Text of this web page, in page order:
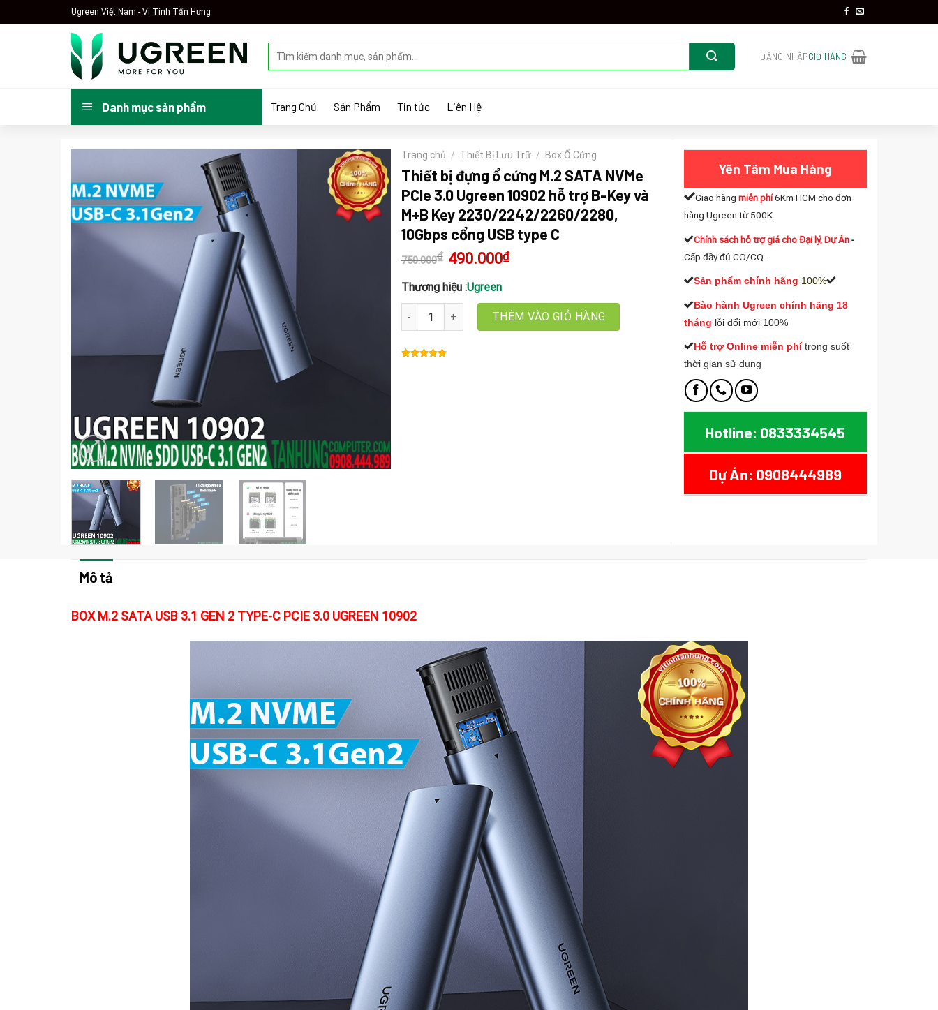
to
Ugreen Việt Nam - Vi Tính Tấn Hưng
kiếm:
ĐĂNG NHẬPGIỎ HÀNG
Danh mục sản phẩm Trang Chủ Sản Phẩm Tin tức Liên Hệ
Trang chủ / Thiết Bị Lưu Trữ / Box Ổ Cứng
Thiết bị đựng ổ cứng M.2 SATA NVMe
PCIe 3.0 Ugreen 10902 hỗ trợ B-Key và
M+B Key 2230/2242/2260/2280,
10Gbps cổng USB type C
750.000₫
Giá
gốc
750.000₫.
490.000₫Giá
hiện
Thương hiệu :Ugreen
Thiết bị đựng ổ cứng M.2 SATA NVMe PCIe 3.0 Ugreen 10902 hỗ trợ B-Key và M+B Key 2230/2242/2260/2280,
THÊM VÀO GIỎ HÀNG
Yên Tâm Mua Hàng
Giao hàng miễn phí 6Km HCM cho đơn
hàng Ugreen từ 500K.
Chính sách hỗ trợ giá cho Đại lý, Dự Án-
Cấp đầy đủ CO/CQ...
Sản phẩm chính hãng 100%
Bào hành Ugreen chính hãng 18
tháng lỗi đổi mới 100%
Hỗ trợ Online miễn phí trong suốt
thời gian sử dụng
Hotline: 0833334545
Dự Án: 0908444989
Mô tả
BOX M.2 SATA USB 3.1 GEN 2 TYPE-C PCIE 3.0 UGREEN 10902